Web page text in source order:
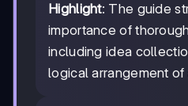
Highlight: The guide
importance of
including idea
logical arrangement of